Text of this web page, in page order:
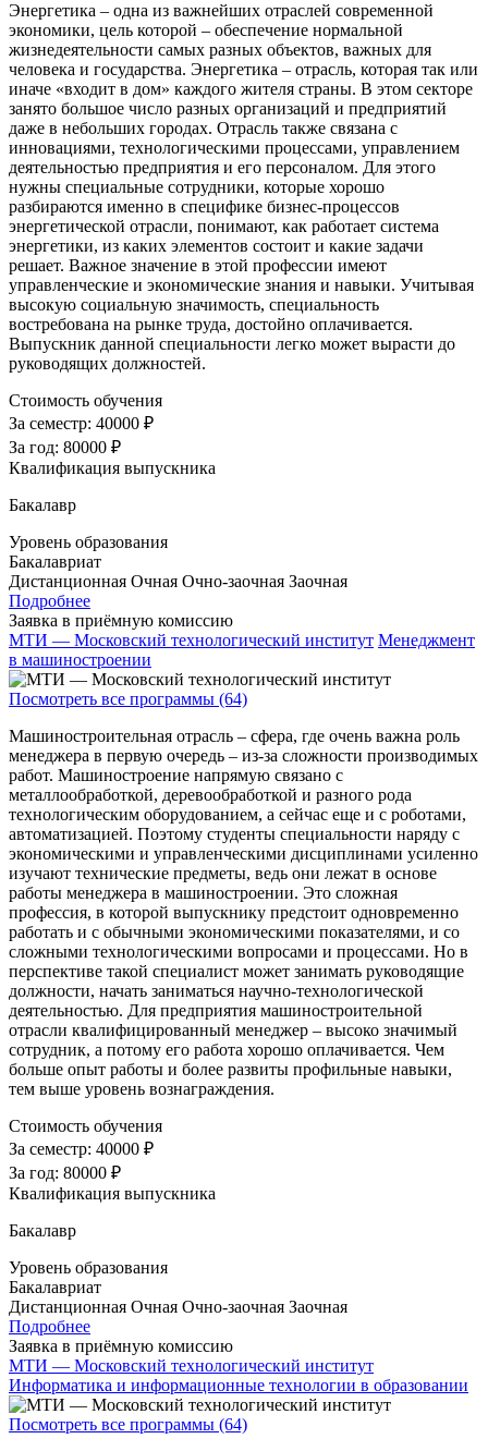
Энергетика – одна из важнейших отраслей современной
экономики, цель которой – обеспечение нормальной
жизнедеятельности самых разных объектов, важных для
человека и государства. Энергетика – отрасль, которая так или
иначе «входит в дом» каждого жителя страны. В этом секторе
занято большое число разных организаций и предприятий
даже в небольших городах. Отрасль также связана с
инновациями, технологическими процессами, управлением
деятельностью предприятия и его персоналом. Для этого
нужны специальные сотрудники, которые хорошо
разбираются именно в специфике бизнес-процессов
энергетической отрасли, понимают, как работает система
энергетики, из каких элементов состоит и какие задачи
решает. Важное значение в этой профессии имеют
управленческие и экономические знания и навыки. Учитывая
высокую социальную значимость, специальность
востребована на рынке труда, достойно оплачивается.
Выпускник данной специальности легко может вырасти до
руководящих должностей.
Стоимость обучения
За семестр: 40000 ₽
За год: 80000 ₽
Квалификация выпускника
Бакалавр
Уровень образования
Бакалавриат
Дистанционная Очная Очно-заочная Заочная
Подробнее
Заявка в приёмную комиссию
МТИ — Московский технологический институт Менеджмент
в машиностроении
Посмотреть все программы (64)
Машиностроительная отрасль – сфера, где очень важна роль
менеджера в первую очередь – из-за сложности производимых
работ. Машиностроение напрямую связано с
металлообработкой, деревообработкой и разного рода
технологическим оборудованием, а сейчас еще и с роботами,
автоматизацией. Поэтому студенты специальности наряду с
экономическими и управленческими дисциплинами усиленно
изучают технические предметы, ведь они лежат в основе
работы менеджера в машиностроении. Это сложная
профессия, в которой выпускнику предстоит одновременно
работать и с обычными экономическими показателями, и со
сложными технологическими вопросами и процессами. Но в
перспективе такой специалист может занимать руководящие
должности, начать заниматься научно-технологической
деятельностью. Для предприятия машиностроительной
отрасли квалифицированный менеджер – высоко значимый
сотрудник, а потому его работа хорошо оплачивается. Чем
больше опыт работы и более развиты профильные навыки,
тем выше уровень вознаграждения.
Стоимость обучения
За семестр: 40000 ₽
За год: 80000 ₽
Квалификация выпускника
Бакалавр
Уровень образования
Бакалавриат
Дистанционная Очная Очно-заочная Заочная
Подробнее
Заявка в приёмную комиссию
МТИ — Московский технологический институт
Информатика и информационные технологии в образовании
Посмотреть все программы (64)